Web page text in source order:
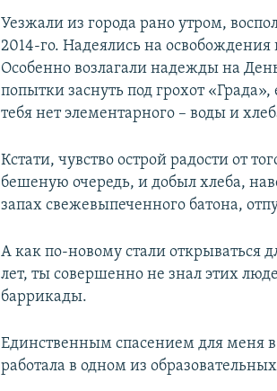
Уезжали из города рано утром,
2014-го. Надеялись на освобождения
Особенно возлагали надежды на
попытки заснуть под грохот
тебя нет элементарного – воды и
Кстати, чувство острой радости от
бешеную очередь, и добыл хлеба,
запах свежевыпеченного батона,
А как по-новому стали открываться
лет, ты совершенно не знал этих
баррикады.
Единственным спасением для меня
работала в одном из